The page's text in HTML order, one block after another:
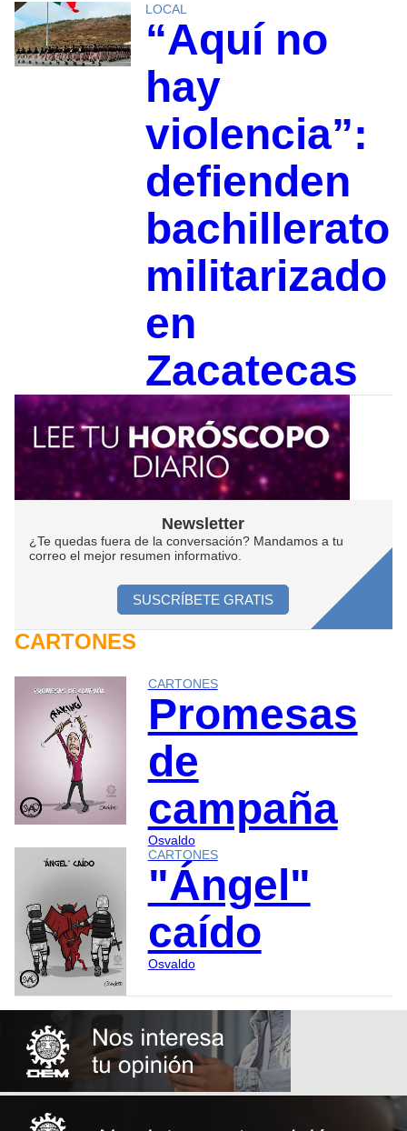
LOCAL
“Aquí no
hay
violencia”:
defienden
bachillerato
militarizado
en
Zacatecas
Newsletter
¿Te quedas fuera de la conversación? Mandamos a tu
correo el mejor resumen informativo.
SUSCRÍBETE GRATIS
CARTONES
CARTONES
Promesas
de
campaña
Osvaldo
CARTONES
"Ángel"
caído
Osvaldo